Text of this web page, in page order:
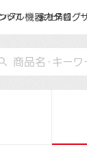
タル機器カタログ
いて 会社情報